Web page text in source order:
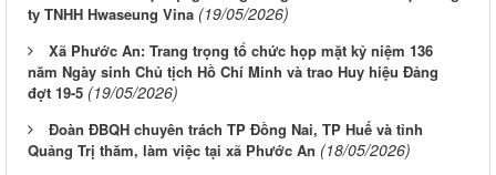
ty TNHH Hwaseung Vina (19/05/2026)
Xã Phước An: Trang trọng tổ chức họp mặt kỷ niệm 136
năm Ngày sinh Chủ tịch Hồ Chí Minh và trao Huy hiệu Đảng
đợt 19-5 (19/05/2026)
Đoàn ĐBQH chuyên trách TP Đồng Nai, TP Huế và tỉnh
Quảng Trị thăm, làm việc tại xã Phước An (18/05/2026)